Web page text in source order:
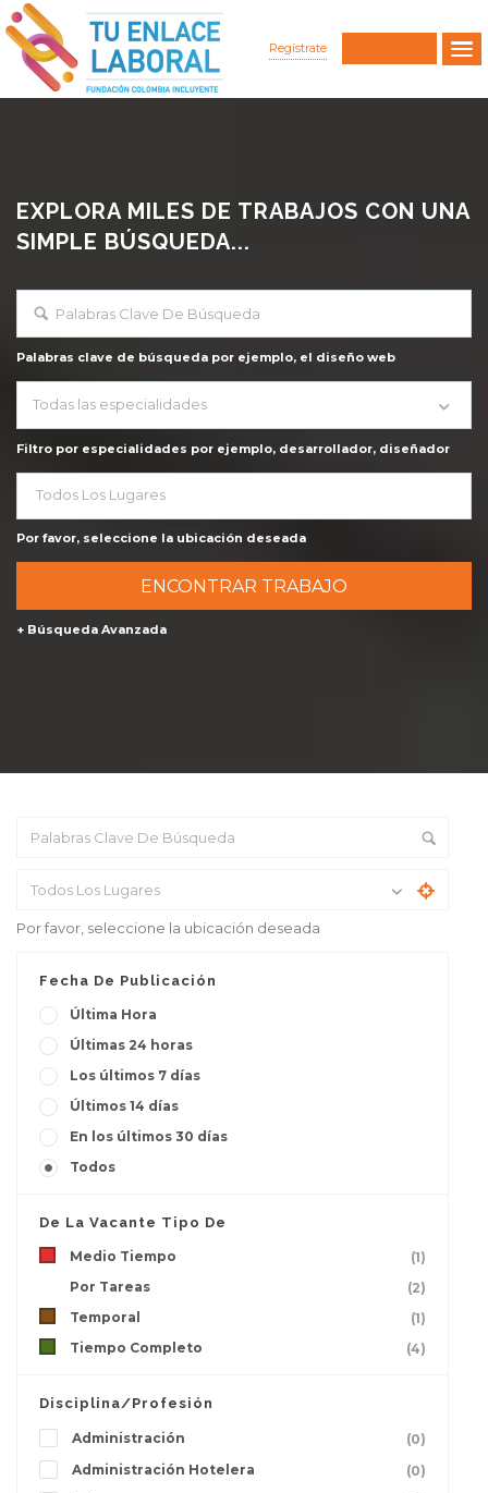
Regístrate
EXPLORA MILES DE TRABAJOS CON UNA
SIMPLE BÚSQUEDA...
Palabras clave de búsqueda por ejemplo, el diseño web
Todas las especialidades
Filtro por especialidades por ejemplo, desarrollador, diseñador
Todos Los Lugares
Por favor, seleccione la ubicación deseada
+ Búsqueda Avanzada
Todos Los Lugares
Por favor, seleccione la ubicación deseada
Fecha De Publicación
Última Hora
Últimas 24 horas
Los últimos 7 días
Últimos 14 días
En los últimos 30 días
Todos
De La Vacante Tipo De
Medio Tiempo
(1)
Por Tareas
(2)
Temporal
(1)
Tiempo Completo
(4)
Disciplina/Profesión
Administración
(0)
Administración Hotelera
(0)